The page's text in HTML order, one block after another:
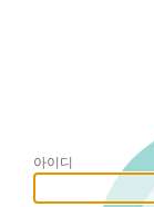
아이디